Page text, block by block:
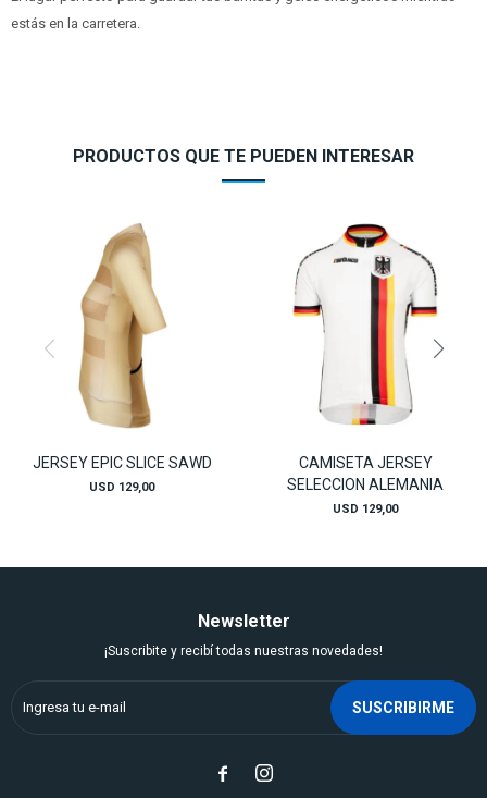
estás en la carretera.
PRODUCTOS QUE TE PUEDEN INTERESAR
JERSEY EPIC SLICE SAWD
USD 129,00
CAMISETA JERSEY
SELECCION ALEMANIA
USD 129,00
Newsletter
¡Suscribite y recibí todas nuestras novedades!
SUSCRIBIRME
 